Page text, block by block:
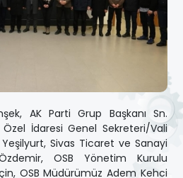
AK Parti Grup Başkanı Sn.
İdaresi Genel Sekreteri/Vali
Yeşilyurt, Sivas Ticaret ve Sanayi
OSB Yönetim Kurulu
OSB Müdürümüz Adem Kehci